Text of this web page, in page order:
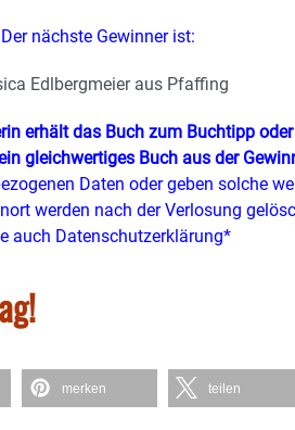
Der nächste Gewinner ist:
Edlbergmeier aus Pfaffing
erhält das Buch zum Buchtipp
gleichwertiges Buch aus der
Daten oder geben solche
werden nach der Verlosung
auch Datenschutzerklärung*
merken teilen